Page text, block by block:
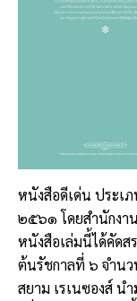
หนังสือดีเด่น ประเ
๒๕๖๑ โดยสำนักงา
หนังสือเล่มนี้ได้คัด
ต้นรัชกาลที่ ๖ จำน
สยาม เรเนซองส์ น